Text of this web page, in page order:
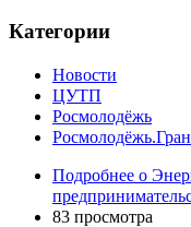
Категории
Новости
ЦУТП
Росмолодёжь
Подробнее о
83 просмотра